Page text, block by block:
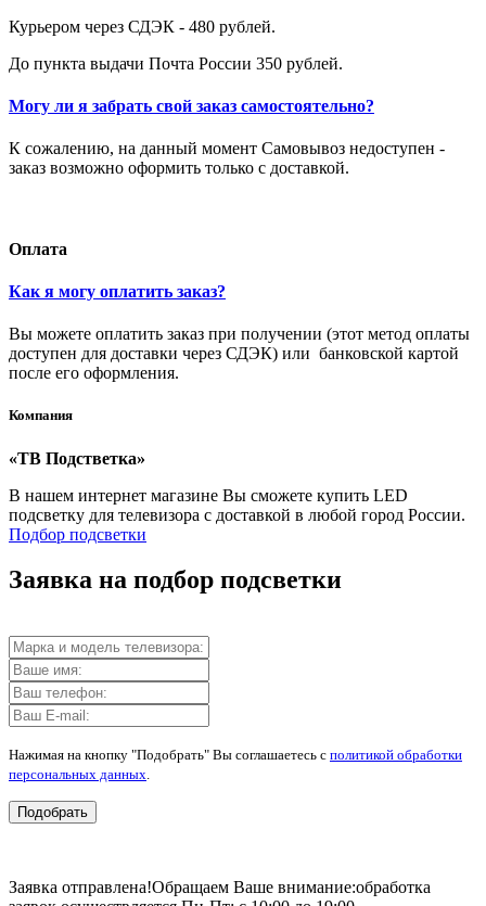
Курьером через СДЭК - 480 рублей.
До пункта выдачи Почта России 350 рублей.
Могу ли я забрать свой заказ самостоятельно?
К сожалению, на данный момент Самовывоз недоступен -
заказ возможно оформить только с доставкой.
Оплата
Как я могу оплатить заказ?
Вы можете оплатить заказ при получении (этот метод оплаты
доступен для доставки через СДЭК) или банковской картой
после его оформления.
Компания
«ТВ Подстветка»
В нашем интернет магазине Вы сможете купить LED
подсветку для телевизора с доставкой в любой город России.
Подбор подсветки
Заявка на подбор подсветки
Нажимая на кнопку "Подобрать" Вы соглашаетесь с политикой обработки
персональных данных.
Подобрать
Заявка отправлена!Обращаем Ваше внимание:обработка